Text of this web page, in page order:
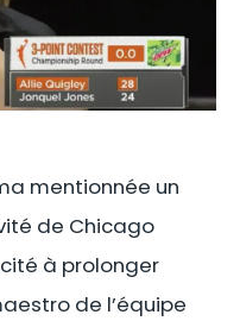
mentionnée un
de Chicago
à prolonger
de l’équipe